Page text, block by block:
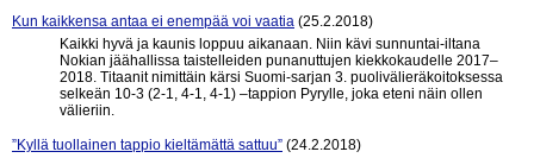
Kun kaikkensa antaa ei enempää voi vaatia (25.2.2018)
Kaikki hyvä ja kaunis loppuu aikanaan. Niin kävi sunnuntai-iltana
Nokian jäähallissa taistelleiden punanuttujen kiekkokaudelle 2017–
2018. Titaanit nimittäin kärsi Suomi-sarjan 3. puolivälieräkoitoksessa
selkeän 10-3 (2-1, 4-1, 4-1) –tappion Pyrylle, joka eteni näin ollen
välieriin.
”Kyllä tuollainen tappio kieltämättä sattuu” (24.2.2018)